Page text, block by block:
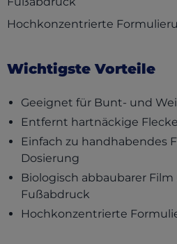
Hochkonzentrierte
Wichtigste Vorteile
Geeignet für Bunt- und
Entfernt hartnäckige
Einfach zu handhabendes
Dosierung
Biologisch abbaubarer
Fußabdruck
Hochkonzentrierte